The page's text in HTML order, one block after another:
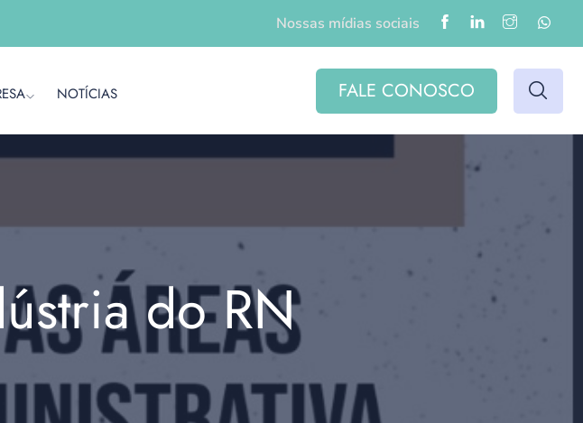
Nossas mídias sociais
NOTÍCIAS FALE CONOSCO
do RN